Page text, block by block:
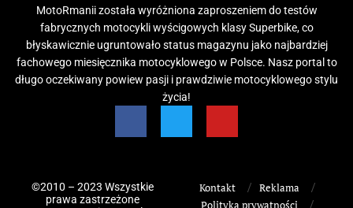
MotoRmanii została wyróżniona zaproszeniem do testów
fabrycznych motocykli wyścigowych klasy Superbike, co
błyskawicznie ugruntowało status magazynu jako najbardziej
fachowego miesięcznika motocyklowego w Polsce. Nasz portal to
długo oczekiwany powiew pasji i prawdziwie motocyklowego stylu
życia!
©2010 – 2023 Wszystkie
prawa zastrzeżone
Kontakt
Reklama
Polityka prywatności